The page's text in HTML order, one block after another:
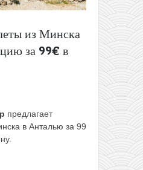
из Минска
за 99€ в
предлагает
в Анталью за 99